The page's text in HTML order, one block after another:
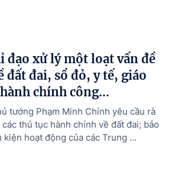
đạo xử lý một loạt vấn đề
đất đai, sổ đỏ, y tế, giáo
chính công...
tướng Phạm Minh Chính yêu cầu rà
thủ tục hành chính về đất đai; bảo
hoạt động của các Trung ...